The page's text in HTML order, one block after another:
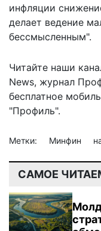
инфляции
делает ведение
бессмысленным".
Читайте наши
News, журнал
бесплатное
"Профиль".
Метки: Минфин
САМОЕ